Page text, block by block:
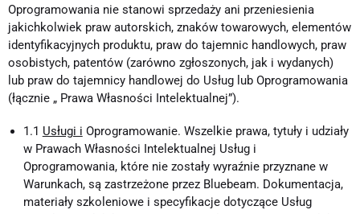
Oprogramowania nie stanowi sprzedaży ani przeniesienia
jakichkolwiek praw autorskich, znaków towarowych, elementów
identyfikacyjnych produktu, praw do tajemnic handlowych, praw
osobistych, patentów (zarówno zgłoszonych, jak i wydanych)
lub praw do tajemnicy handlowej do Usług lub Oprogramowania
(łącznie „ Prawa Własności Intelektualnej”).
1.1 Usługi i Oprogramowanie. Wszelkie prawa, tytuły i udziały
w Prawach Własności Intelektualnej Usług i
Oprogramowania, które nie zostały wyraźnie przyznane w
Warunkach, są zastrzeżone przez Bluebeam. Dokumentacja,
materiały szkoleniowe i specyfikacje dotyczące Usług